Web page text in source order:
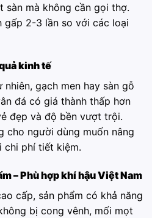
sàn mà không cần gọi thợ.
gấp 2-3 lần so với các loại
kinh tế
gạch men hay sàn gỗ
đá có giá thành thấp hơn
đẹp và độ bền vượt trội.
cho người dùng muốn nâng
chi phí tiết kiệm.
– Phù hợp khí hậu Việt Nam
cấp, sản phẩm có khả năng
bị cong vênh, mối mọt